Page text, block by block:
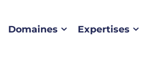
Domaines Expertises